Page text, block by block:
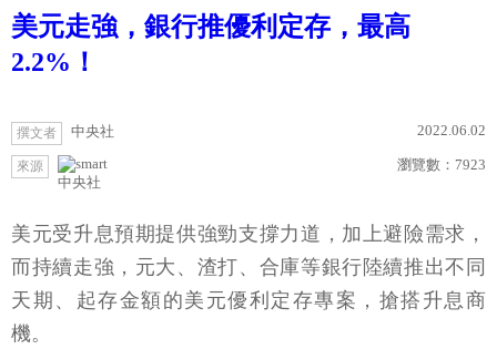
美元走強，銀行推優利定存，最高
2.2%！
撰文者 中央社 2022.06.02
來源
中央社
瀏覽數： 7923
美元受升息預期提供強勁支撐力道，加上避險需求，
而持續走強，元大、渣打、合庫等銀行陸續推出不同
天期、起存金額的美元優利定存專案，搶搭升息商
機。